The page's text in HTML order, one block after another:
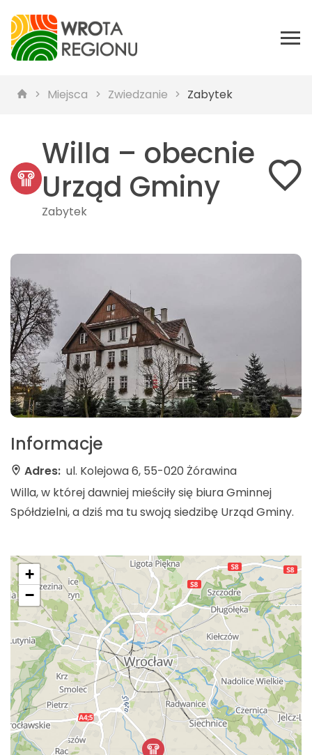
Miejsca Zwiedzanie Zabytek
Willa – obecnie
Urząd Gminy
Zabytek
Informacje
Adres: ul. Kolejowa 6, 55-020 Żórawina
Willa, w której dawniej mieściły się biura Gminnej
Spółdzielni, a dziś ma tu swoją siedzibę Urząd Gminy.
+
−